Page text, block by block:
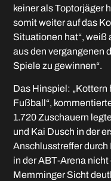
keiner als Toptorjäger
somit weiter auf das
Situationen hat“, weiß
aus den vergangenen
Spiele zu gewinnen“.
Das Hinspiel: „Kottern
Fußball“,
1.720 Zuschauern
und Kai Dusch in der
Anschlusstreffer
in der ABT-Arena
Memminger Sicht